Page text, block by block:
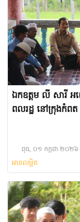
ឯកឧត្តម លី សារី
ពលរដ្ឋ នៅក្រុងកំពត
ពុធ, ០១ កក្កដា ២០២៦
អានលម្អិត